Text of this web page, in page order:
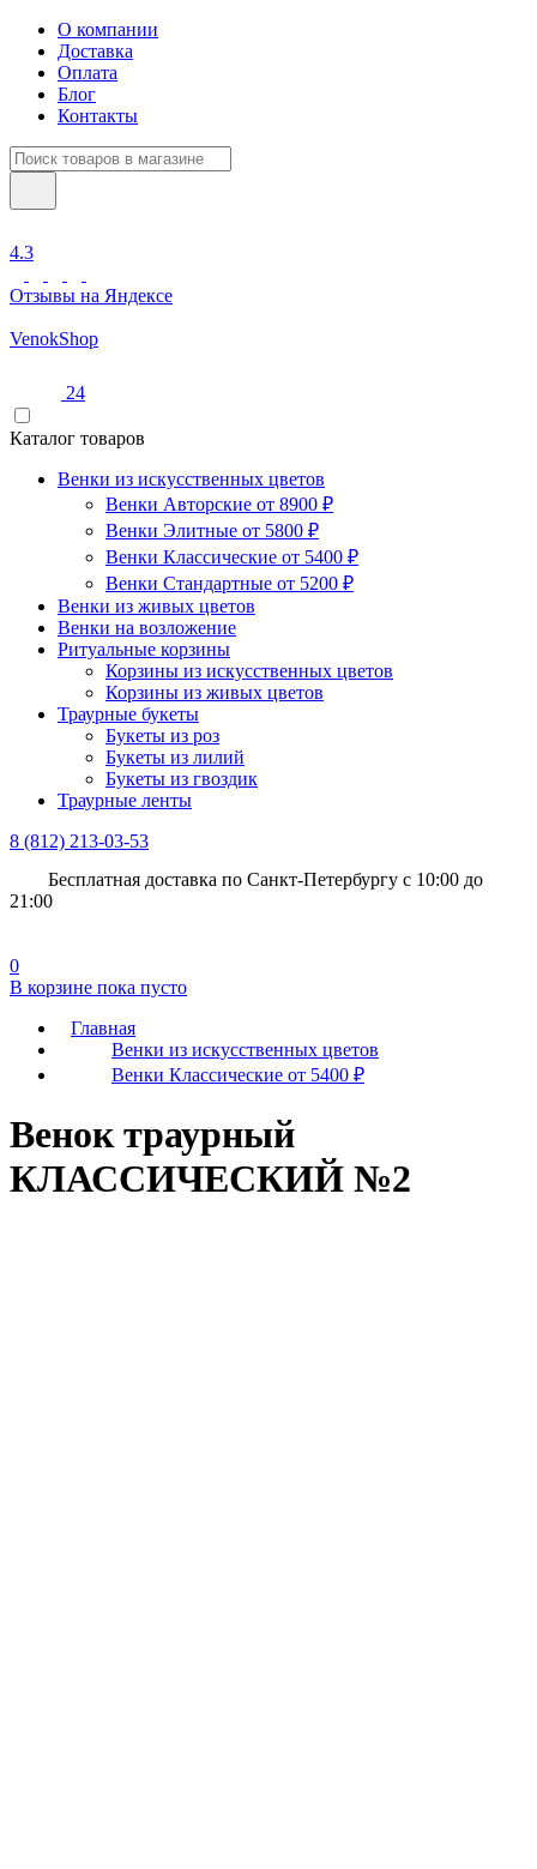
О компании
Доставка
Оплата
Блог
Контакты
4.3
Отзывы на Яндексе
VenokShop
24
Каталог товаров
Венки из искусственных цветов
Венки Авторские от 8900 ₽
Венки Элитные от 5800 ₽
Венки Классические от 5400 ₽
Венки Стандартные от 5200 ₽
Венки из живых цветов
Венки на возложение
Ритуальные корзины
Корзины из искусственных цветов
Корзины из живых цветов
Траурные букеты
Букеты из роз
Букеты из лилий
Букеты из гвоздик
Траурные ленты
8 (812) 213-03-53
Бесплатная доставка по Санкт-Петербургу с 10:00 до
21:00
0
В корзине пока пусто
Главная
Венки из искусственных цветов
Венки Классические от 5400 ₽
Венок траурный
КЛАССИЧЕСКИЙ №2